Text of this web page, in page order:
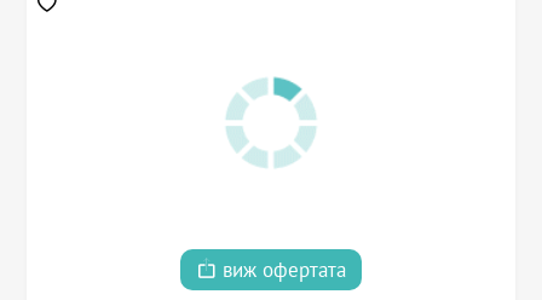
виж офертата